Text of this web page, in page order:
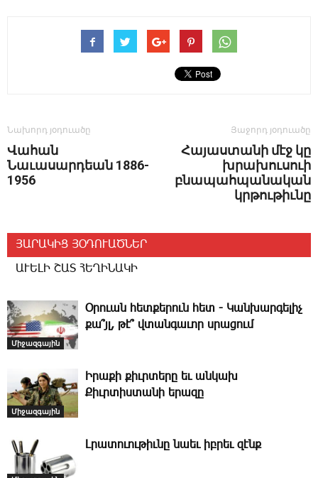
Նախորդ յօդուածը
Վահան
Նաւասարդեան 1886-
1956
Յաջորդ յօդուածը
Հայաստանի մէջ կը
խրախուսուի
բնապահպանական
կրթութիւնը
ՅԱՐԱԿԻՑ ՅՕԴՈՒԱԾՆԵՐ
ԱՒԵԼԻ ՇԱՏ ՀԵՂԻՆԱԿԻ
Միջազգային
Օրուան հետքերուն հետ ­- Կանխարգելիչ
քա՞յլ, թէ՞ վտանգաւոր սրացում
Միջազգային
Իրաքի քիւրտերը եւ անկախ
Քիւրտիստանի երազը
Լ­րա­տո­ւու­թիւ­նը նաեւ իբ­րեւ զէնք